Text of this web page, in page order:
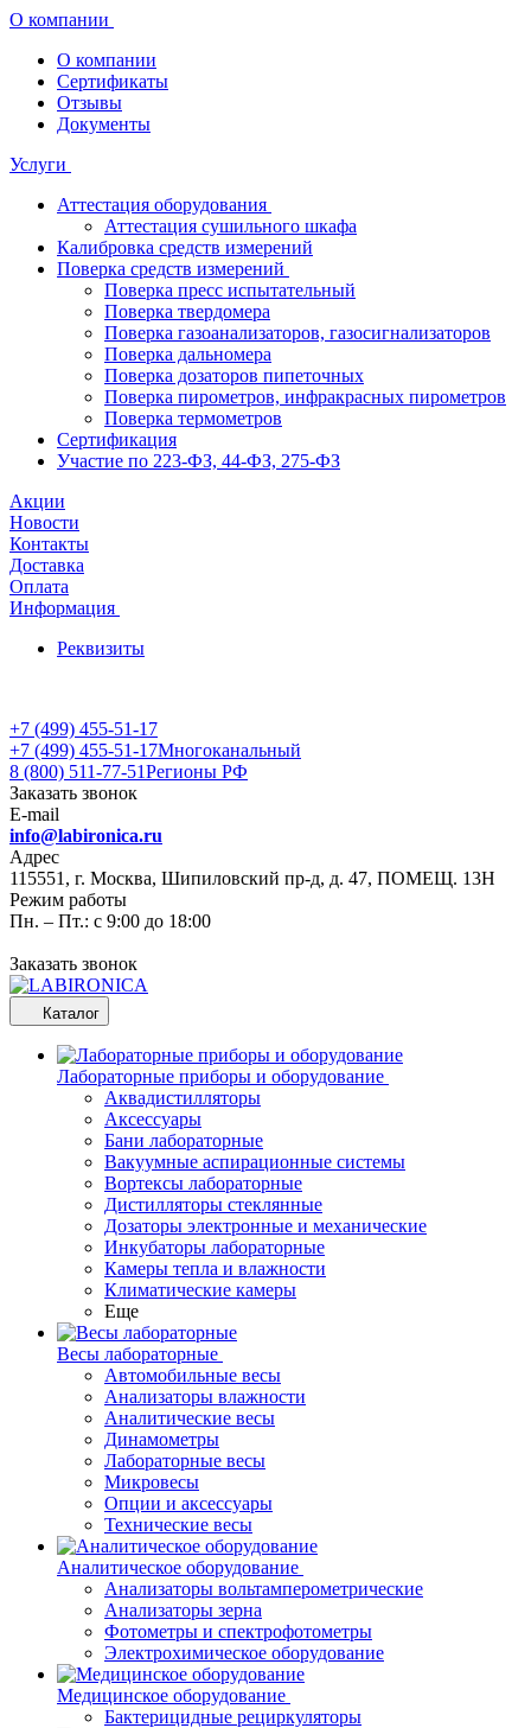
О компании
О компании
Сертификаты
Отзывы
Документы
Услуги
Аттестация оборудования
Аттестация сушильного шкафа
Калибровка средств измерений
Поверка средств измерений
Поверка пресс испытательный
Поверка твердомера
Поверка газоанализаторов, газосигнализаторов
Поверка дальномера
Поверка дозаторов пипеточных
Поверка пирометров, инфракрасных пирометров
Поверка термометров
Сертификация
Участие по 223-ФЗ, 44-ФЗ, 275-ФЗ
Акции
Новости
Контакты
Доставка
Оплата
Информация
Реквизиты
+7 (499) 455-51-17
+7 (499) 455-51-17Многоканальный
8 (800) 511-77-51Регионы РФ
Заказать звонок
E-mail
info@labironica.ru
Адрес
115551, г. Москва, Шипиловский пр-д, д. 47, ПОМЕЩ. 13Н
Режим работы
Пн. – Пт.: с 9:00 до 18:00
Заказать звонок
Каталог
Лабораторные приборы и оборудование
Аквадистилляторы
Аксессуары
Бани лабораторные
Вакуумные аспирационные системы
Вортексы лабораторные
Дистилляторы стеклянные
Дозаторы электронные и механические
Инкубаторы лабораторные
Камеры тепла и влажности
Климатические камеры
Еще
Весы лабораторные
Автомобильные весы
Анализаторы влажности
Аналитические весы
Динамометры
Лабораторные весы
Микровесы
Опции и аксессуары
Технические весы
Аналитическое оборудование
Анализаторы вольтамперометрические
Анализаторы зерна
Фотометры и спектрофотометры
Электрохимическое оборудование
Медицинское оборудование
Бактерицидные рециркуляторы